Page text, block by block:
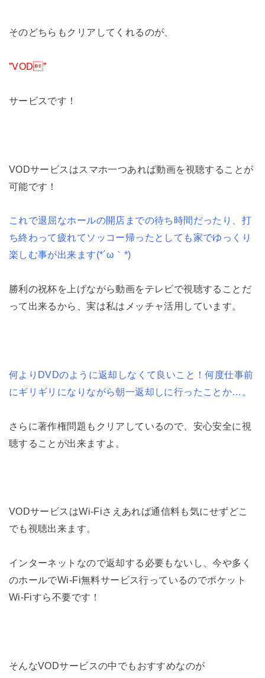
そのどちらもクリアしてくれるのが、
”VOD”
サービスです！
VODサービスはスマホ一つあれば動画を視聴することが
可能です！
これで退屈なホールの開店までの待ち時間だったり、打
ち終わって疲れてソッコー帰ったとしても家でゆっくり
楽しむ事が出来ます(*´ω｀*)
勝利の祝杯を上げながら動画をテレビで視聴することだ
って出来るから、実は私はメッチャ活用しています。
何よりDVDのように返却しなくて良いこと！何度仕事前
にギリギリになりながら朝一返却しに行ったことか…。
さらに著作権問題もクリアしているので、安心安全に視
聴することが出来ますよ。
VODサービスはWi-Fiさえあれば通信料も気にせずどこ
でも視聴出来ます。
インターネットなので返却する必要もないし、今や多く
のホールでWi-Fi無料サービス行っているのでポケット
Wi-Fiすら不要です！
そんなVODサービスの中でもおすすめなのが